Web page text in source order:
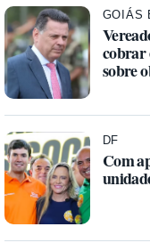
GOIÁS
cobrar
sobre
DF
Com